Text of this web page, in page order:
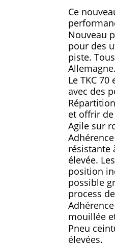
Ce
Nouveau
pour des
piste.
Allemagne.
Le TKC
avec des
et offrir
Agile sur
résistante
élevée.
position
possible
process
mouillée
Pneu
élevées.